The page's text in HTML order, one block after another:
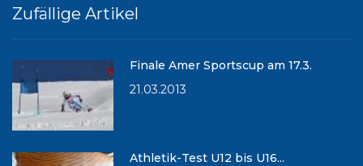
Zufällige Artikel
Finale Amer Sportscup am 17.3.
21.03.2013
Athletik-Test U12 bis U16...